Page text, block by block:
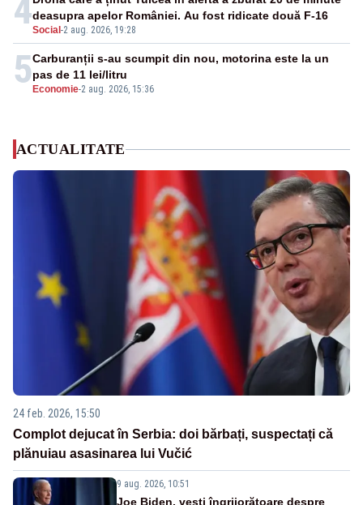
4Social -2 aug. 2026, 19:28
deasupra apelor României. Au fost ridicate două F-16
5 Economie-2 aug. 2026, 15:36
Carburanții s-au scumpit din nou, motorina este la un
pas de 11 lei/litru
ACTUALITATE
24 feb. 2026, 15:50
Complot dejucat în Serbia: doi bărbați, suspectați că
plănuiau asasinarea lui Vučić
9 aug. 2026, 10:51
Joe Biden, vești îngrijorătoare despre